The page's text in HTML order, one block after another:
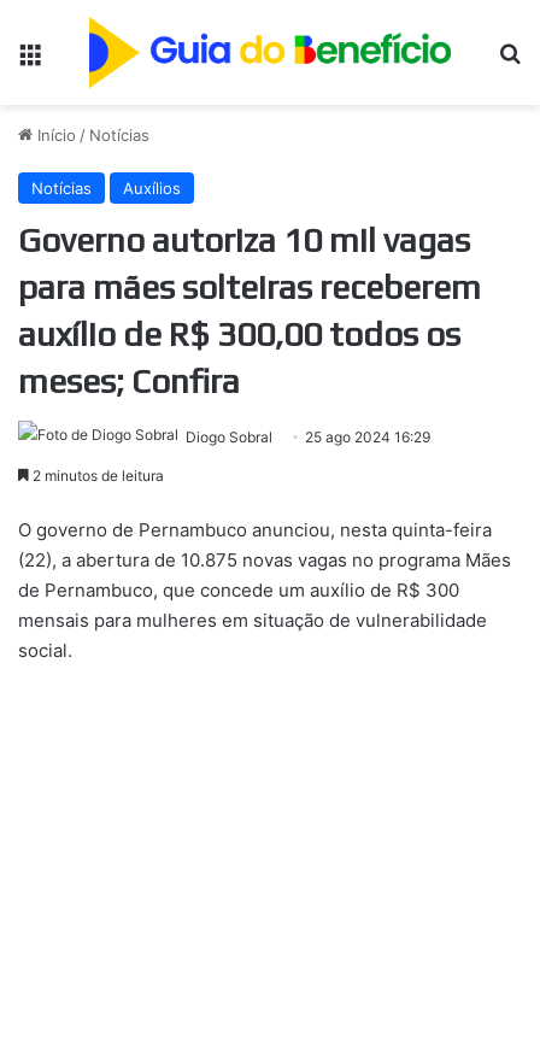
Início / Notícias
Notícias Auxílios
Governo autoriza 10 mil vagas
para mães solteiras receberem
auxílio de R$ 300,00 todos os
meses; Confira
Diogo Sobral 25 ago 2024 16:29
2 minutos de leitura
O governo de Pernambuco anunciou, nesta quinta-feira
(22), a abertura de 10.875 novas vagas no programa Mães
de Pernambuco, que concede um auxílio de R$ 300
mensais para mulheres em situação de vulnerabilidade
social.